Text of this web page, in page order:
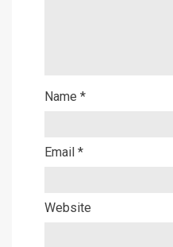
Name *
Email *
Website